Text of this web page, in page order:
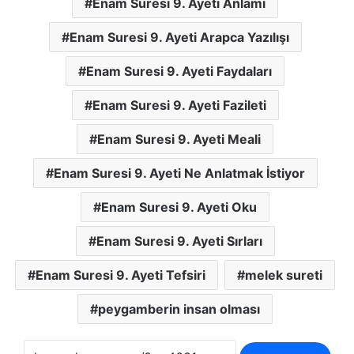
Enam Suresi 9. Ayeti Arapca Yazılışı
Enam Suresi 9. Ayeti Faydaları
Enam Suresi 9. Ayeti Fazileti
Enam Suresi 9. Ayeti Meali
Enam Suresi 9. Ayeti Ne Anlatmak İstiyor
Enam Suresi 9. Ayeti Oku
Enam Suresi 9. Ayeti Sırları
Enam Suresi 9. Ayeti Tefsiri melek sureti
peygamberin insan olması